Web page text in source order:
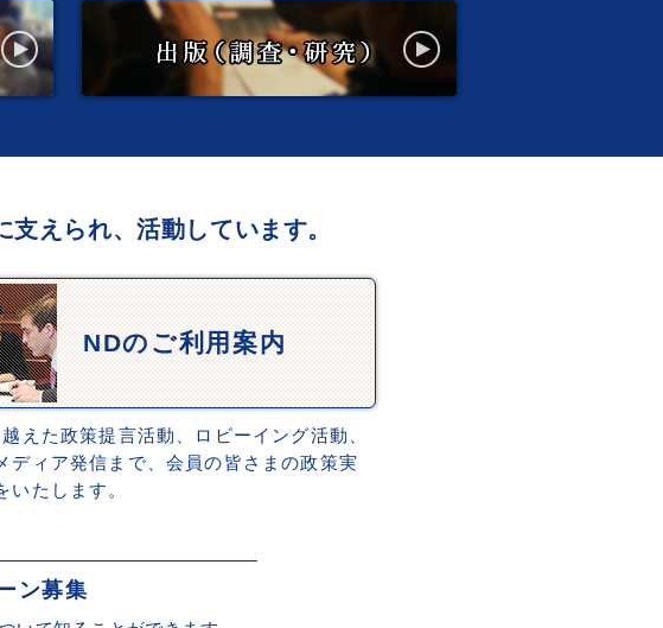
えられ、活動しています。
NDのご利用案内
えた政策提言活動、ロビーイング活動、
ディア発信まで、会員の皆さまの政策実
いたします。
ン募集